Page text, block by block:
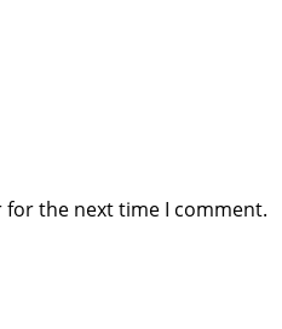
for the next time I comment.